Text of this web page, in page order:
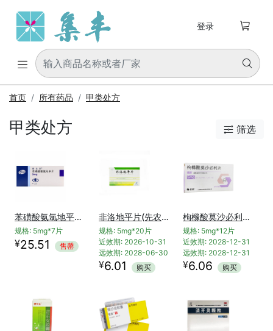
 
登录 
首页 所有药品 甲类处方
甲类处方  筛选
苯磺酸氨氯地平片(络活喜)
规格: 5mg*7片
¥25.51 售罄
非洛地平片(先农坛)
规格: 5mg*20片
近效期: 2026-10-31
远效期: 2028-06-30
¥6.01 购买
枸橼酸莫沙必利片(瑞琪)
规格: 5mg*12片
近效期: 2028-12-31
远效期: 2028-12-31
¥6.06 购买